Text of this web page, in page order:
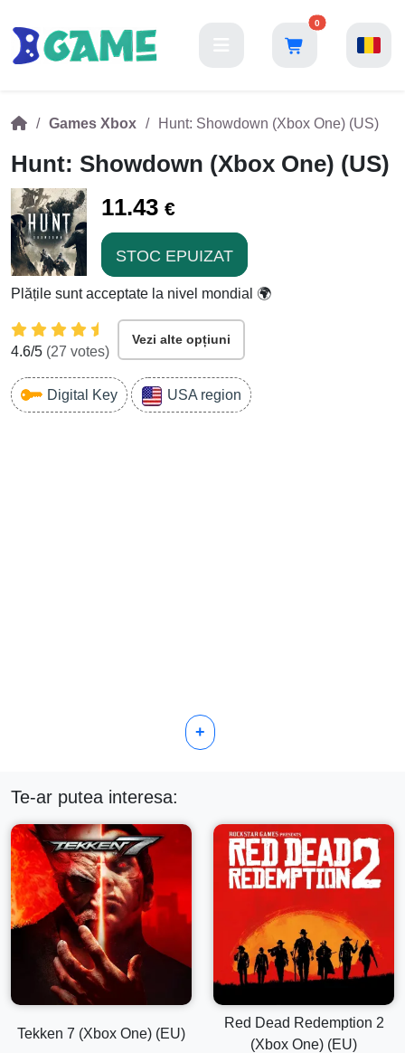
0
Games Xbox Hunt: Showdown (Xbox One) (US)
Hunt: Showdown (Xbox One) (US)
11.43 €
STOC EPUIZAT
Plățile sunt acceptate la nivel mondial 🌍
4.6/5 (27 votes)
Vezi alte opțiuni
Digital Key USA region
+
Te-ar putea interesa:
Tekken 7 (Xbox One) (EU)
Red Dead Redemption 2
(Xbox One) (EU)